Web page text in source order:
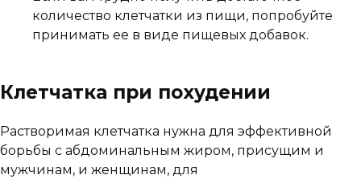
количество клетчатки из пищи, попробуйте
принимать ее в виде пищевых добавок.
Клетчатка при похудении
Растворимая клетчатка нужна для эффективной
борьбы с абдоминальным жиром, присущим и
мужчинам, и женщинам, для